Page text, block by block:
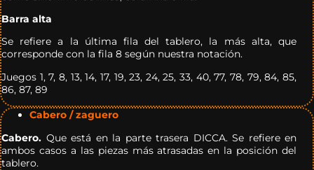
Barra alta
Se refiere a la última fila del tablero, la más alta, que
corresponde con la fila 8 según nuestra notación.
Juegos 1, 7, 8, 13, 14, 17, 19, 23, 24, 25, 33, 40, 77, 78, 79, 84, 85,
86, 87, 89
Cabero / zaguero
Cabero. Que está en la parte trasera DICCA. Se refiere en
ambos casos a las piezas más atrasadas en la posición del
tablero.